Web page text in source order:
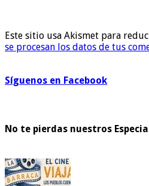
Este sitio usa Akismet para
se procesan los datos de tus
Síguenos en Facebook
No te pierdas nuestros